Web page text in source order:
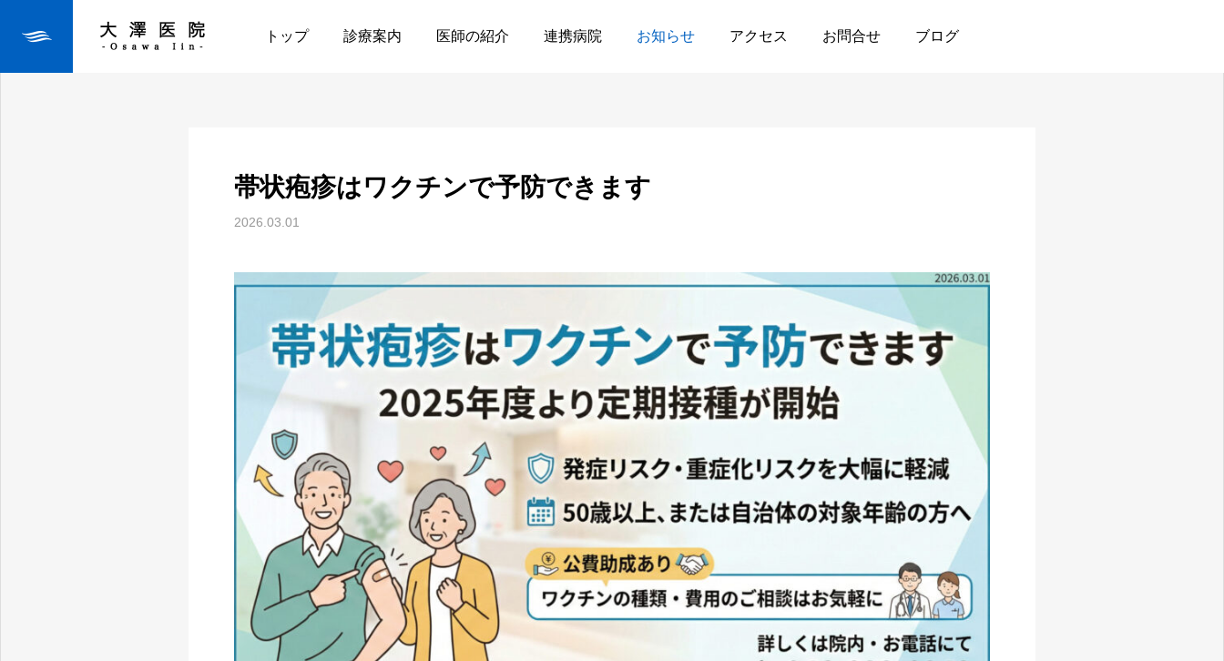
トップ 診療案内 医師の紹介 連携病院 お知らせ アクセス お問合せ ブログ
お知らせ 帯状疱疹はワクチンで予防できます
帯状疱疹はワクチンで予防できます
2026.03.01